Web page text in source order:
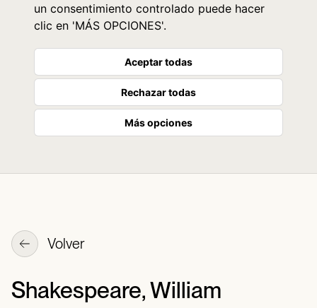
un consentimiento controlado puede hacer
clic en 'MÁS OPCIONES'.
Aceptar todas
Rechazar todas
Más opciones
Volver
Shakespeare, William